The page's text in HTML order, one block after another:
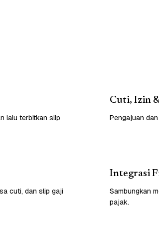
lalu terbitkan slip
Cuti, Izin
Pengajuan
cuti, dan slip gaji
Integrasi
Sambungkan
pajak.